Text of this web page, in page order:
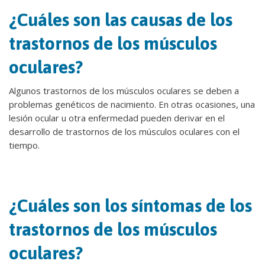
¿Cuáles son las causas de los
trastornos de los músculos
oculares?
Algunos trastornos de los músculos oculares se deben a
problemas genéticos de nacimiento. En otras ocasiones, una
lesión ocular u otra enfermedad pueden derivar en el
desarrollo de trastornos de los músculos oculares con el
tiempo.
¿Cuáles son los síntomas de los
trastornos de los músculos
oculares?